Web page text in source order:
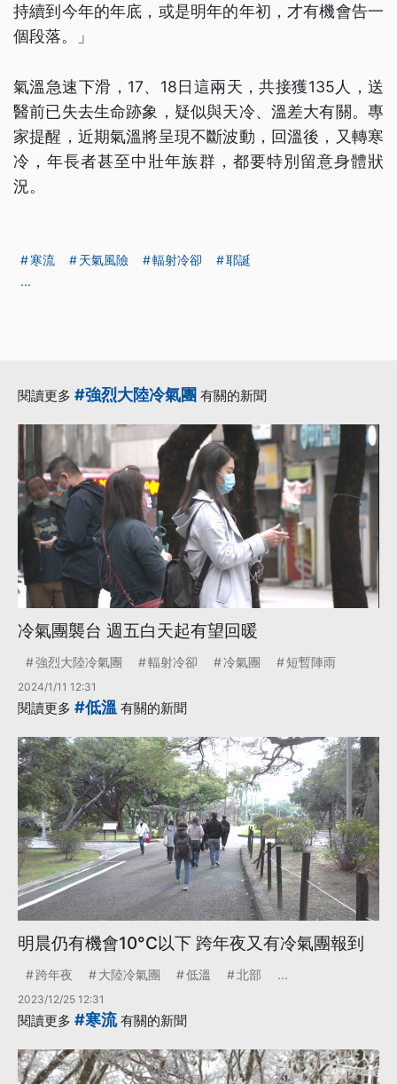
持續到今年的年底，或是明年的年初，才有機會告一
個段落。」
氣溫急速下滑，17、18日這兩天，共接獲135人，送
醫前已失去生命跡象，疑似與天冷、溫差大有關。專
家提醒，近期氣溫將呈現不斷波動，回溫後，又轉寒
冷，年長者甚至中壯年族群，都要特別留意身體狀
況。
寒流 天氣風險 輻射冷卻
耶誕
...
閱讀更多 #強烈大陸冷氣團 有關的新聞
冷氣團襲台 週五白天起有望回暖
強烈大陸冷氣團 輻射冷卻 冷氣團 短暫陣雨
2024/1/11 12:31
閱讀更多 #低溫 有關的新聞
明晨仍有機會10°C以下 跨年夜又有冷氣團報到
跨年夜 大陸冷氣團 低溫 北部 ...
2023/12/25 12:31
閱讀更多 #寒流有關的新聞